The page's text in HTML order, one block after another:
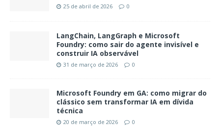
25 de abril de 2026 0
LangChain, LangGraph e Microsoft
Foundry: como sair do agente invisível e
construir IA observável
31 de março de 2026 0
Microsoft Foundry em GA: como migrar do
clássico sem transformar IA em dívida
técnica
20 de março de 2026 0